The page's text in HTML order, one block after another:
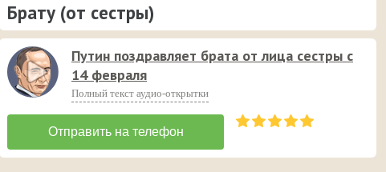
Брату (от сестры)
Путин поздравляет брата от лица сестры с
14 февраля
Полный текст аудио-открытки